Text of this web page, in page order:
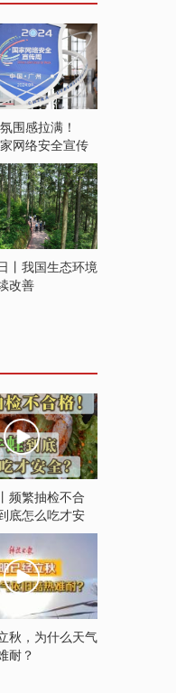
围感拉满！
网络安全宣传
丨我国生态环境
改善
频繁抽检不合
底怎么吃才安
秋，为什么天气
耐？